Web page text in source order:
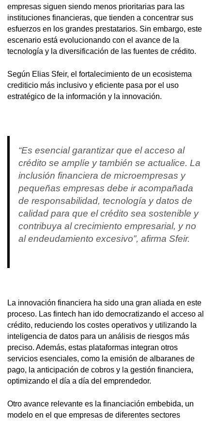
empresas siguen siendo menos prioritarias para las
instituciones financieras, que tienden a concentrar sus
esfuerzos en los grandes prestatarios. Sin embargo, este
escenario está evolucionando con el avance de la
tecnología y la diversificación de las fuentes de crédito.
Según Elias Sfeir, el fortalecimiento de un ecosistema
crediticio más inclusivo y eficiente pasa por el uso
estratégico de la información y la innovación.
“Es esencial garantizar que el acceso al
crédito se amplíe y también se actualice. La
inclusión financiera de microempresas y
pequeñas empresas debe ir acompañada
de responsabilidad, tecnología y datos de
calidad para que el crédito sea sostenible y
contribuya al crecimiento empresarial, y no
al endeudamiento excesivo”, afirma Sfeir.
La innovación financiera ha sido una gran aliada en este
proceso. Las fintech han ido democratizando el acceso al
crédito, reduciendo los costes operativos y utilizando la
inteligencia de datos para un análisis de riesgos más
preciso. Además, estas plataformas integran otros
servicios esenciales, como la emisión de albaranes de
pago, la anticipación de cobros y la gestión financiera,
optimizando el día a día del emprendedor.
Otro avance relevante es la financiación embebida, un
modelo en el que empresas de diferentes sectores